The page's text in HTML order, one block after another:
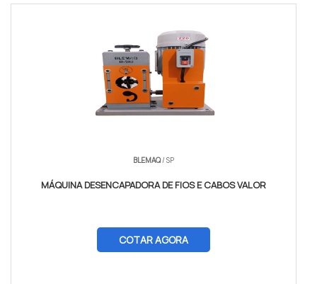
BLEMAQ/ SP
MÁQUINA DESENCAPADORA DE FIOS E CABOS VALOR
COTAR AGORA